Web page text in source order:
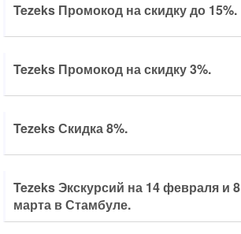
Tezeks Промокод на скидку до 15%.
Tezeks Промокод на скидку 3%.
Tezeks Скидка 8%.
Tezeks Экскурсий на 14 февраля и 8
марта в Стамбуле.